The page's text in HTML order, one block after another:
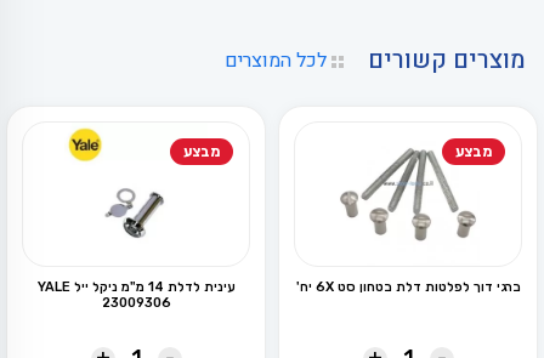
מוצרים קשורים לכל המוצרים
מבצע
ברגי דוך לפלטות דלת בטחון סט 6X יח'
מבצע
עינית לדלת 14 מ"מ ניקל ייל YALE
23009306